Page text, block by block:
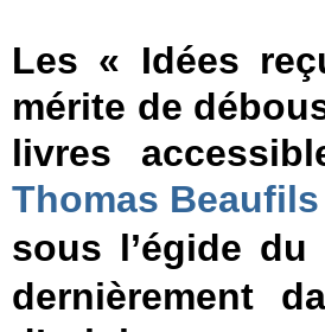
Les « Idées
mérite de
livres
Thomas Beaufils
sous l’égide du
dernièrement